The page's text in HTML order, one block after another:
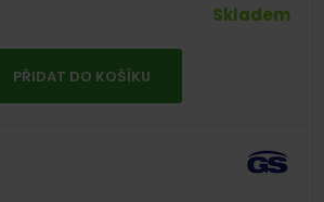
Skladem
PŘIDAT DO KOŠÍKU